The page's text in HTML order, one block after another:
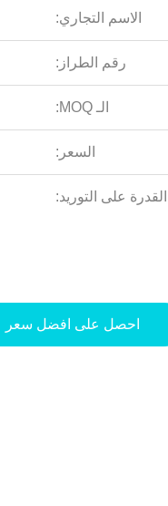
الاسم التجاري:
رقم الطراز:
الـ MOQ:
السعر:
القدرة على التوريد:
احصل على افضل سعر